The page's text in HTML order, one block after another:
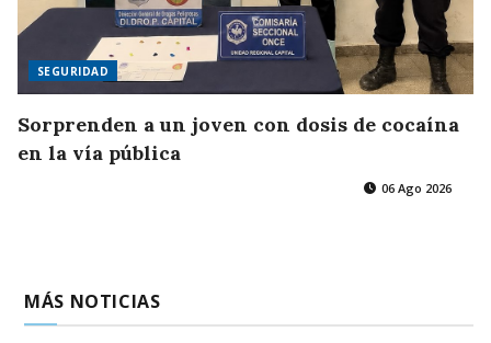
SEGURIDAD
Sorprenden a un joven con dosis de cocaína
en la vía pública
06 Ago 2026
MÁS NOTICIAS